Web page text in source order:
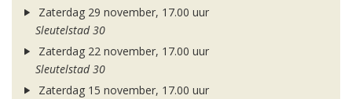
Zaterdag 29 november, 17.00 uur
Sleutelstad 30
Zaterdag 22 november, 17.00 uur
Sleutelstad 30
Zaterdag 15 november, 17.00 uur